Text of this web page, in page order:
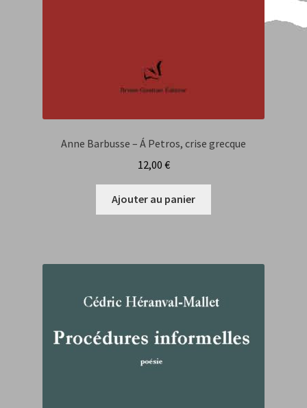
Anne Barbusse – Á Petros, crise grecque
12,00 €
Ajouter au panier